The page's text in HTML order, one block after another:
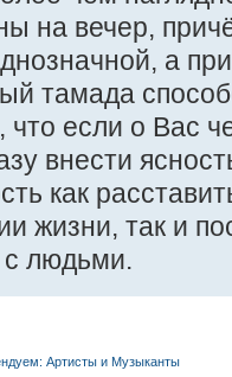
на вечер,
а
тамада
что если о Вас
внести
как
жизни, так и
людьми.
Артисты и Музыканты